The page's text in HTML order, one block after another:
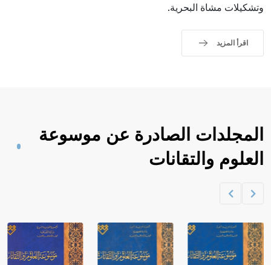
وتشكيلات مشاة البحرية.
اقرأ المزيد
المجلدات الصادرة عن موسوعة
العلوم والتقانات